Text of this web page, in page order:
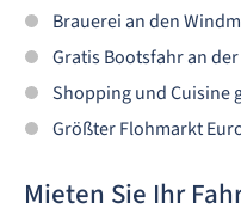
Brauerei an den
Gratis Bootsfahr an
Shopping und Cuisine
Größter Flohmarkt
Mieten Sie Ihr